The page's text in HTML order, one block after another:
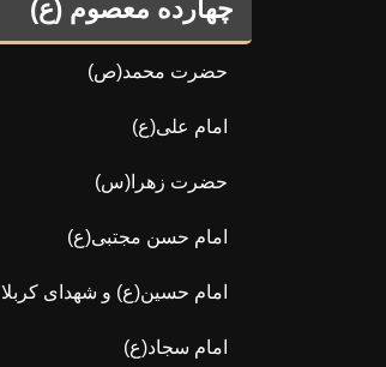
چهارده معصوم (ع)
حضرت محمد(ص)
امام علی(ع)
حضرت زهرا(س)
امام حسن مجتبی(ع)
امام حسین(ع) و شهدای کربلا
امام سجاد(ع)